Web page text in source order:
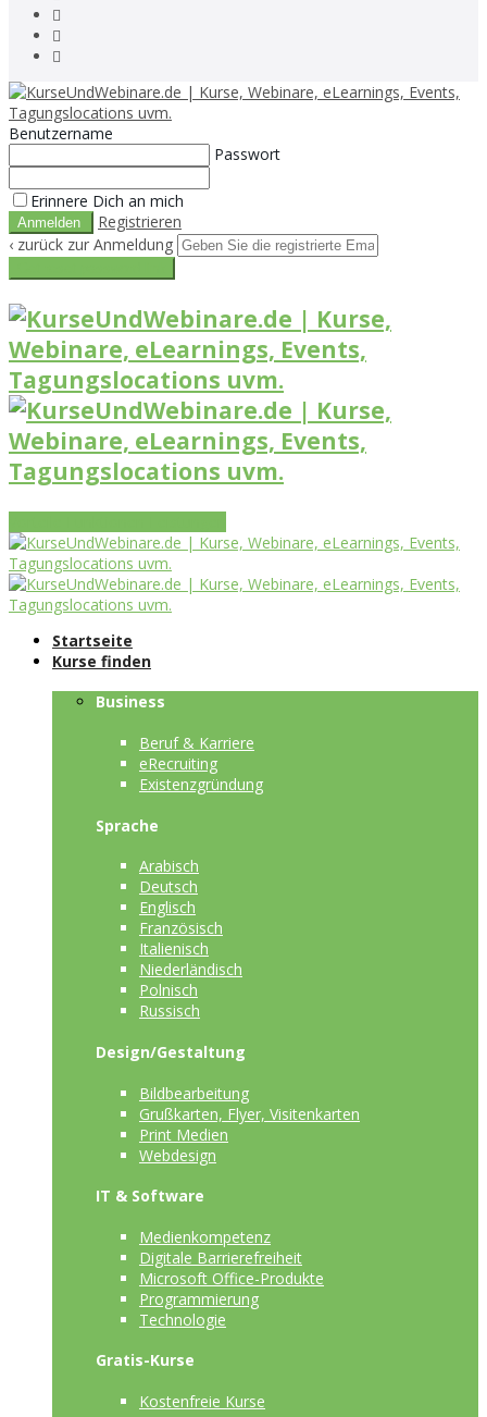
Benutzername
Passwort
Erinnere Dich an mich
Registrieren
‹ zurück zur Anmeldung
Startseite
Kurse finden
Business
Beruf & Karriere
eRecruiting
Existenzgründung
Sprache
Arabisch
Deutsch
Englisch
Französisch
Italienisch
Niederländisch
Polnisch
Russisch
Design/Gestaltung
Bildbearbeitung
Grußkarten, Flyer, Visitenkarten
Print Medien
Webdesign
IT & Software
Medienkompetenz
Digitale Barrierefreiheit
Microsoft Office-Produkte
Programmierung
Technologie
Gratis-Kurse
Kostenfreie Kurse